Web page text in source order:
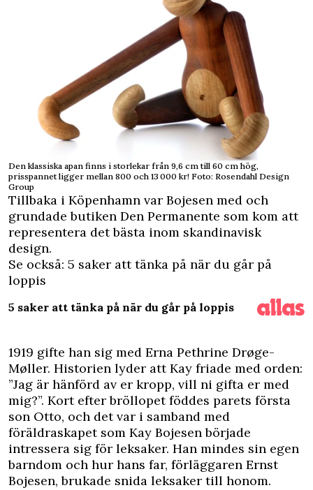
Den klassiska apan finns i storlekar från 9,6 cm till 60 cm hög,
prisspannet ligger mellan 800 och 13 000 kr! Foto: Rosendahl Design
Group
Tillbaka i Köpenhamn var Bojesen med och
grundade butiken Den Permanente som kom att
representera det bästa inom skandinavisk
design.
Se också: 5 saker att tänka på när du går på
loppis
5 saker att tänka på när du går på loppis
1919 gifte han sig med Erna Pethrine Drøge-
Møller. Historien lyder att Kay friade med orden:
”Jag är hänförd av er kropp, vill ni gifta er med
mig?”. Kort efter bröllopet föddes parets första
son Otto, och det var i samband med
föräldraskapet som Kay Bojesen började
intressera sig för leksaker. Han mindes sin egen
barndom och hur hans far, förläggaren Ernst
Bojesen, brukade snida leksaker till honom.